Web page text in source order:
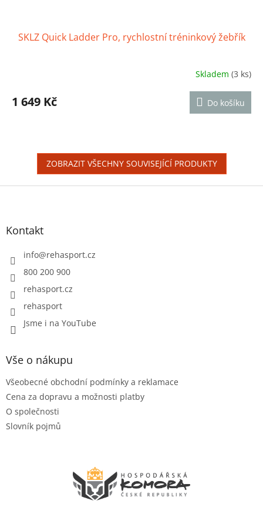
SKLZ Quick Ladder Pro, rychlostní tréninkový žebřík
produktu
je
hvězdiček.
Skladem(3 ks)
1 649 Kč Do košíku
ZOBRAZIT VŠECHNY SOUVISEJÍCÍ PRODUKTY
Z
Kontakt
info@rehasport.cz
800 200 900
rehasport.cz
rehasport
Jsme i na YouTube
Vše o nákupu
Všeobecné obchodní podmínky a reklamace
Cena za dopravu a možnosti platby
O společnosti
Slovník pojmů